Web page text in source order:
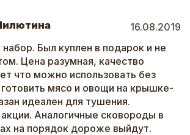
16.08.2019
Был куплен в подарок и не
Цена разумная, качество
что можно использовать без
мясо и овощи на крышке-
идеален для тушения.
Аналогичные сковороды в
на порядок дороже выйдут.